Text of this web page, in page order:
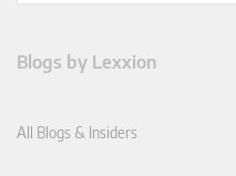
Blogs by Lexxion
All Blogs & Insiders